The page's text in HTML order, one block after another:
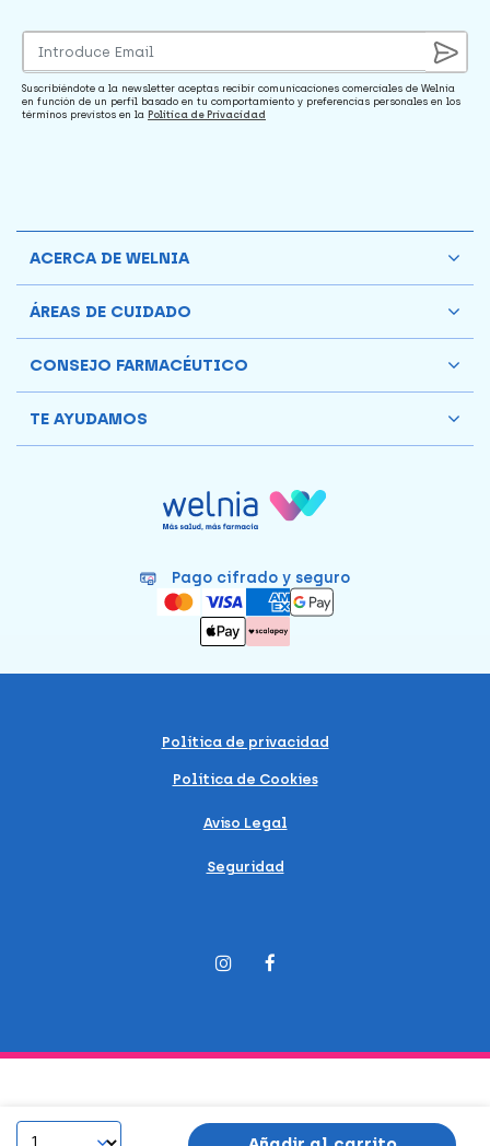
Suscribiéndote a la newsletter aceptas recibir comunicaciones comerciales de Welnia
en función de un perfil basado en tu comportamiento y preferencias personales en los
términos previstos en la Política de Privacidad
Pago cifrado y seguro
ACERCA DE WELNIA
ÁREAS DE CUIDADO
CONSEJO FARMACÉUTICO
TE AYUDAMOS
Política de privacidad
Política de Cookies
Aviso Legal
Seguridad